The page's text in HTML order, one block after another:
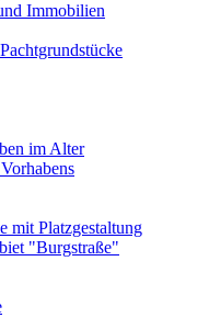
Immobilien
im Alter
mit Platzgestaltung
"Burgstraße"